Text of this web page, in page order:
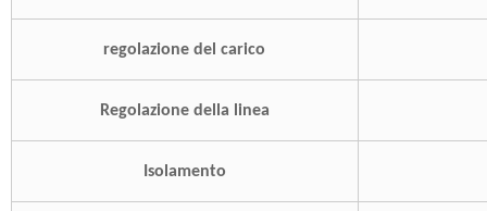
regolazione del carico
Regolazione della linea
Isolamento